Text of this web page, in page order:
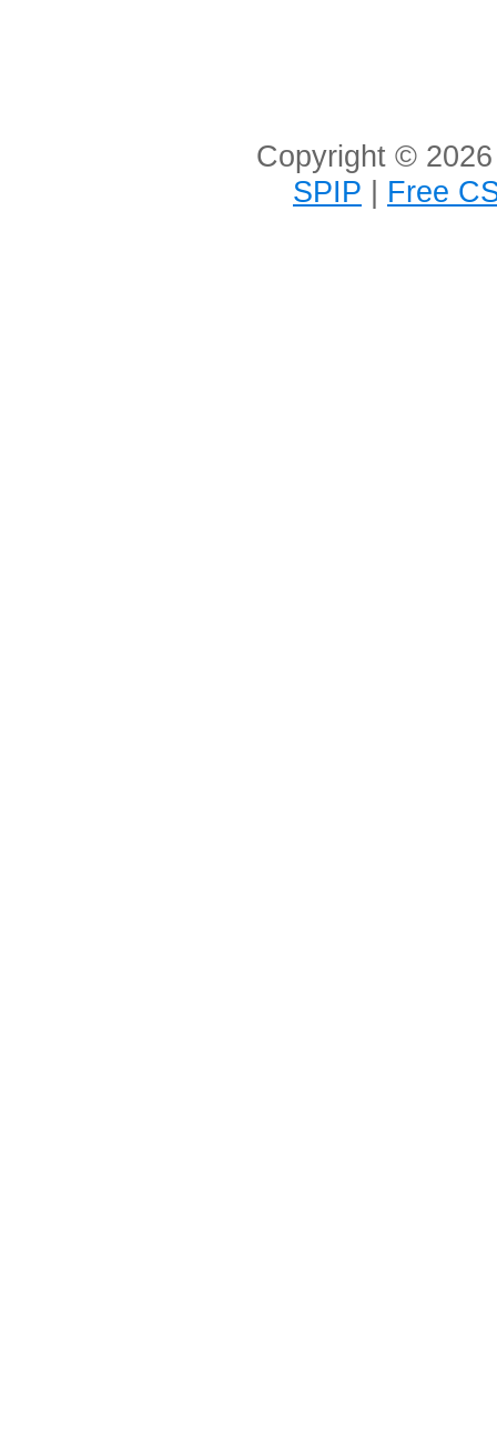
Copyright ©
SPIP | Free